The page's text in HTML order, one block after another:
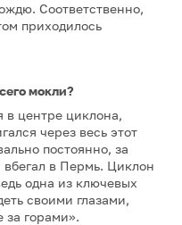
Соответственно,
приходилось
мокли?
в центре циклона,
через весь этот
постоянно, за
вбегал в Пермь. Циклон
одна из ключевых
своими глазами,
за горами».